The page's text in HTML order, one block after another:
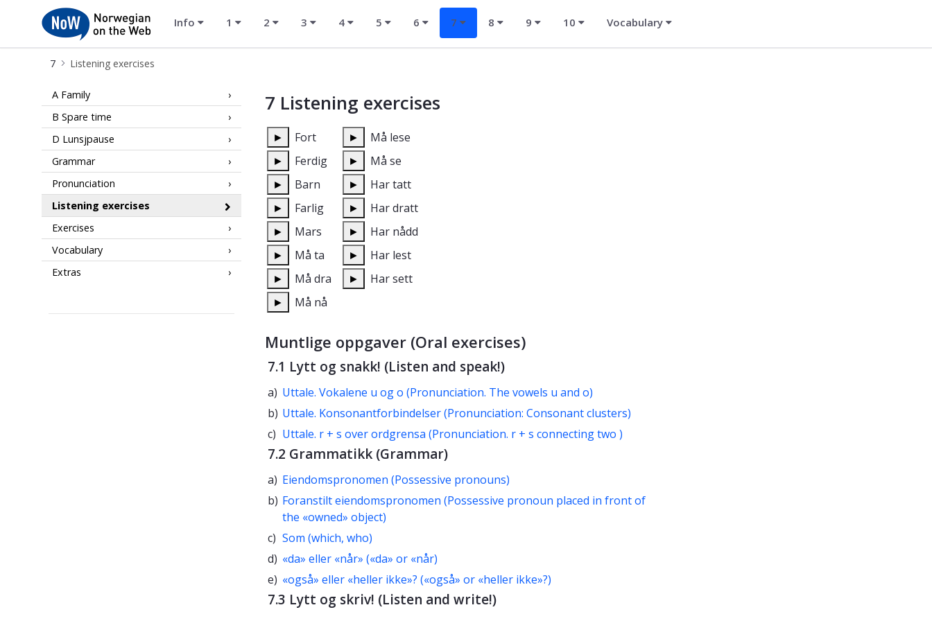
NoW Info 1 2 3 4 5 6 7 8 9 10 Vocabulary
7 Listening exercises
NoW 7 Listening exercises
A Family
B Spare time
D Lunsjpause
Grammar
Pronunciation
Listening exercises
Exercises
Vocabulary
Extras
7 Listening exercises
► Fort ►
Må lese
►
Ferdig ►
Må se
►
Barn ►
Har tatt
►
Farlig ►
Har dratt
►
Mars ►
Har nådd
►
Må ta ►
Har lest
►
Må dra ►
Har sett
►
Må nå
Muntlige oppgaver (Oral exercises)
7.1 Lytt og snakk! (Listen and speak!)
a) Uttale. Vokalene u og o (Pronunciation. The vowels u and o)
b) Uttale. Konsonantforbindelser (Pronunciation: Consonant clusters)
c) Uttale. r + s over ordgrensa (Pronunciation. r + s connecting two )
7.2 Grammatikk (Grammar)
a) Eiendomspronomen (Possessive pronouns)
b) Foranstilt eiendomspronomen (Possessive pronoun placed in front of
the «owned» object)
c) Som (which, who)
d) «da» eller «når» («da» or «når)
e) «også» eller «heller ikke»? («også» or «heller ikke»?)
7.3 Lytt og skriv! (Listen and write!)